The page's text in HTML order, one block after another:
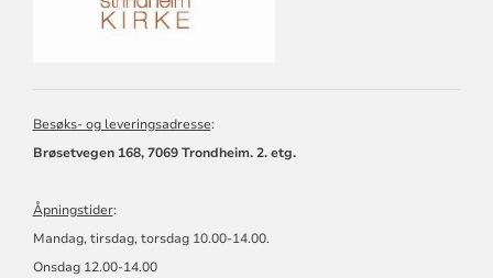
Besøks- og leveringsadresse:
Brøsetvegen 168, 7069 Trondheim. 2. etg.
Åpningstider:
Mandag, tirsdag, torsdag 10.00-14.00.
Onsdag 12.00-14.00